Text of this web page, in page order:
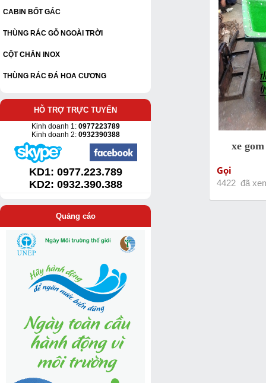
CABIN BỐT GÁC
THÙNG RÁC GỖ NGOÀI TRỜI
CỘT CHẮN INOX
THÙNG RÁC ĐÁ HOA CƯƠNG
HỖ TRỢ TRỰC TUYẾN
Kinh doanh 1:0977223789
Kinh doanh 2: 0932390388
KD1: 0977.223.789
KD2: 0932.390.388
Quảng cáo
xe
Gọi
4422 đã